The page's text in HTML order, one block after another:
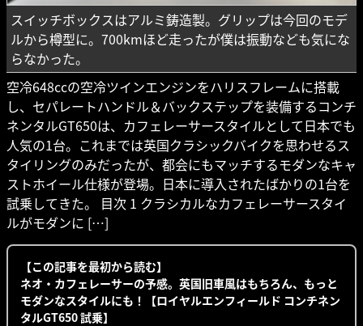
スイッチボックスはアルミ鋳造製。グリップは今回のモデ
ルから樽型に。700kmほど走ったが僕は振動なども気にな
らなかった。
空冷648ccの空冷ツインエンジンをハリスフレームに搭載
し、セパレートハンドル＆バックステップを装備するコンチ
ネンタルGT650は、カフェレーサースタイルとして日本でも
人気の1台。これまでは英国クラシックバイクを思わせるス
タイリングのみだったが、都会にもマッチするモダンなキャ
ストホイール仕様が登場。日本に導入されたばかりの1台を
試乗してきた。 目次 1 クラシカルなカフェレーサースタイ
ルがモダンに […]
【この記事を最初から読む】
ネオ・カフェレーサーの予感。英国旧車風はもちろん、もっと
モダンなスタイルにも！【ロイヤルエンフィールド コンチネン
タルGT650 試乗】